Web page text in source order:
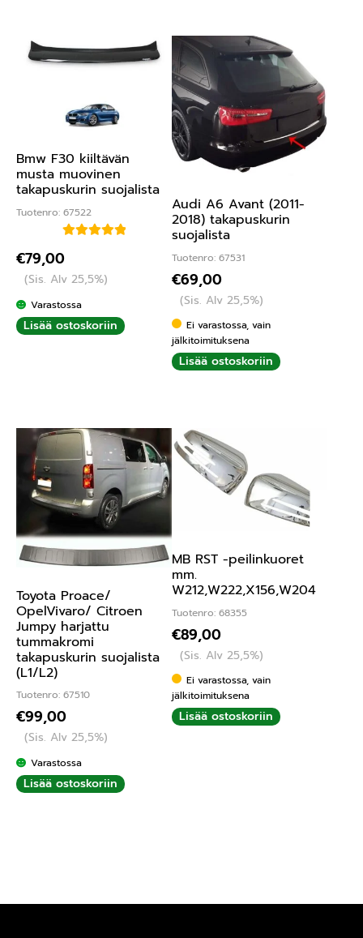
Bmw F30 kiiltävän
musta muovinen
takapuskurin suojalista
Tuotenro: 67522
5.00/ 5
€79,00
(Sis. Alv 25,5%)
Varastossa
Lisää ostoskoriin
Audi A6 Avant (2011-
2018) takapuskurin
suojalista
Tuotenro: 67531
€69,00
(Sis. Alv 25,5%)
Ei varastossa, vain
jälkitoimituksena
Lisää ostoskoriin
Toyota Proace/
OpelVivaro/ Citroen
Jumpy harjattu
tummakromi
takapuskurin suojalista
(L1/L2)
Tuotenro: 67510
€99,00
(Sis. Alv 25,5%)
Varastossa
Lisää ostoskoriin
MB RST -peilinkuoret
mm.
W212,W222,X156,W204
Tuotenro: 68355
€89,00
(Sis. Alv 25,5%)
Ei varastossa, vain
jälkitoimituksena
Lisää ostoskoriin